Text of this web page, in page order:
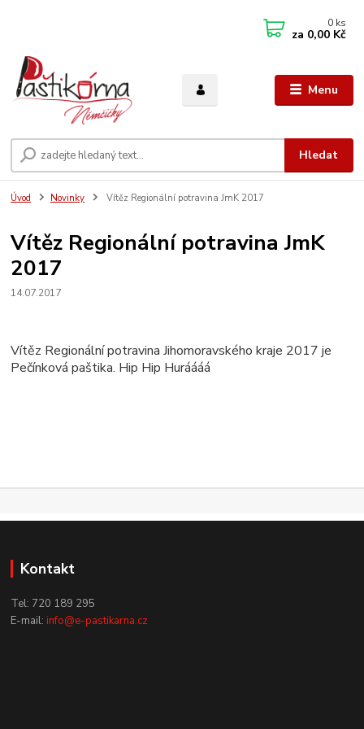
Menu
Hledat
0 ks
za 0,00 Kč
Úvod Novinky Vítěz Regionální potravina JmK 2017
Vítěz Regionální potravina JmK
2017
14.07.2017
Vítěz Regionální potravina Jihomoravského kraje 2017 je
Pečínková paštika. Hip Hip Huráááá
Kontakt
Tel: 720 189 295
E-mail:info@e-pastikarna.cz